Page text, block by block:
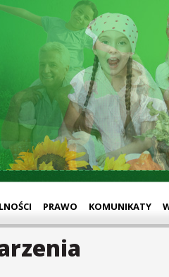
PRAWO KOMUNIKATY